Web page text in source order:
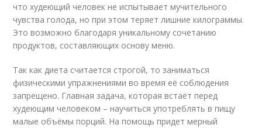
что худеющий человек не испытывает мучительного
чувства голода, но при этом теряет лишние килограммы.
Это возможно благодаря уникальному сочетанию
продуктов, составляющих основу меню.
Так как диета считается строгой, то заниматься
физическими упражнениями во время её соблюдения
запрещено. Главная задача, которая встаёт перед
худеющим человеком – научиться употреблять в пищу
малые объёмы порций. На помощь придет мерный